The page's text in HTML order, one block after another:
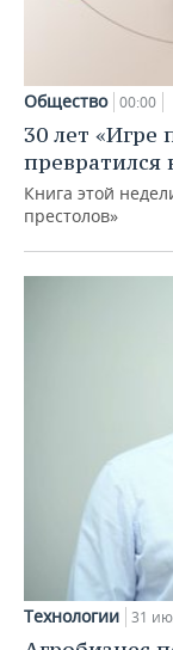
Общество 00:00
30 лет «Игре
превратился
Книга этой
престолов»
Технологии 31